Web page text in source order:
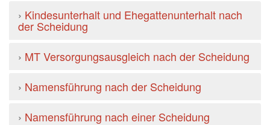
› Kindesunterhalt und Ehegattenunterhalt nach
der Scheidung
› MT Versorgungsausgleich nach der Scheidung
› Namensführung nach der Scheidung
› Namensführung nach einer Scheidung